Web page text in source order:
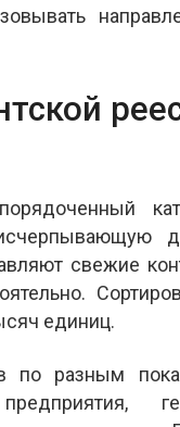
свежие
единиц.
по разным